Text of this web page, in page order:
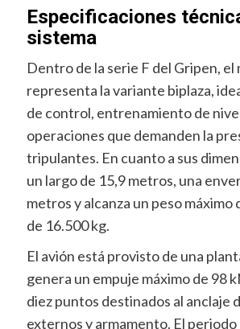
Especificaciones
sistema
Dentro de la serie F del Gripen, el
representa la variante biplaza,
de control, entrenamiento de
operaciones que demanden la
tripulantes. En cuanto a sus
un largo de 15,9 metros, una
metros y alcanza un peso máximo
de 16.500 kg.
El avión está provisto de una
genera un empuje máximo de 98
diez puntos destinados al anclaje
externos y armamento. El periodo